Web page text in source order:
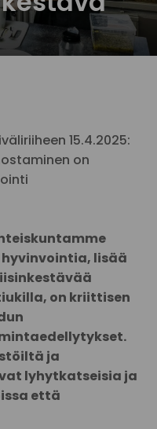
15.4.2025:
on
hyvinvointia, lisää
on kriittisen
ja
lyhytkatseisia ja
että